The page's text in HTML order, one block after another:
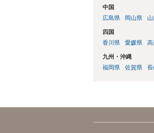
中国
広島県
岡山県
四国
香川県
愛媛県 高
九州・沖縄
福岡県
佐賀県 長